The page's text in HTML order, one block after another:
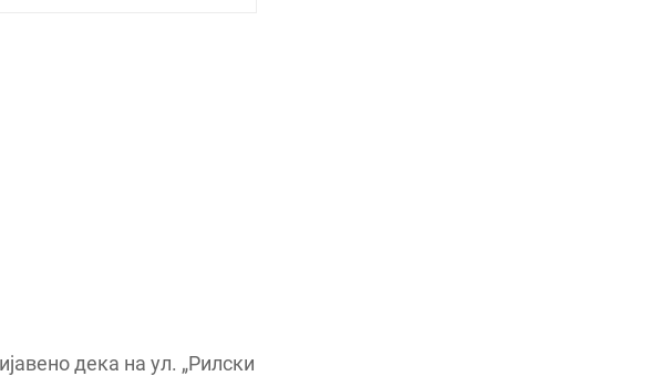
дека на ул. „Рилски